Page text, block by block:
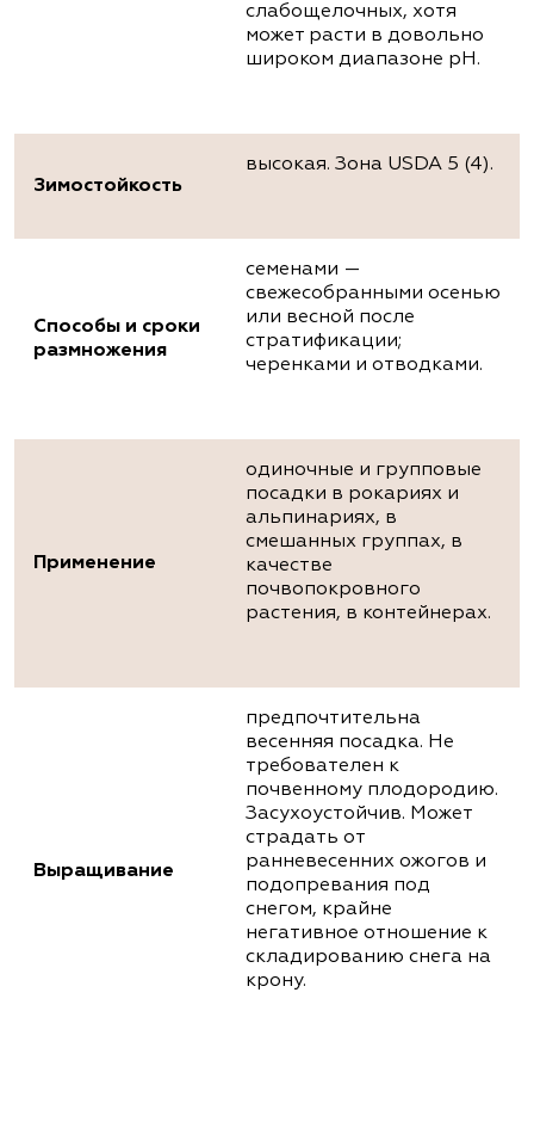
слабощелочных, хотя
может расти в довольно
широком диапазоне pH.
Зимостойкость
высокая. Зона USDA 5 (4).
Способы и сроки
размножения
семенами —
свежесобранными осенью
или весной после
стратификации;
черенками и отводками.
Применение
одиночные и групповые
посадки в рокариях и
альпинариях, в
смешанных группах, в
качестве
почвопокровного
растения, в контейнерах.
Выращивание
предпочтительна
весенняя посадка. Не
требователен к
почвенному плодородию.
Засухоустойчив. Может
страдать от
ранневесенних ожогов и
подопревания под
снегом, крайне
негативное отношение к
складированию снега на
крону.